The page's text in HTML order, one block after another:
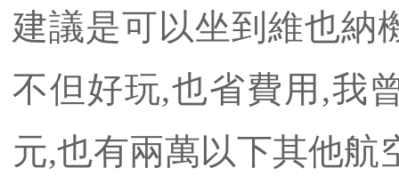
建議是可以坐到維也納
不但好玩,也省費用,我
元,也有兩萬以下其他航